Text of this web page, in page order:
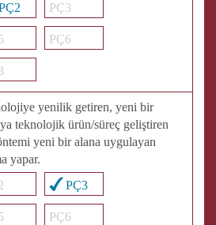
PÇ3
PÇ6
yenilik getiren, yeni bir
teknolojik ürün/süreç geliştiren
yeni bir alana uygulayan
yapar.
PÇ3
PÇ6